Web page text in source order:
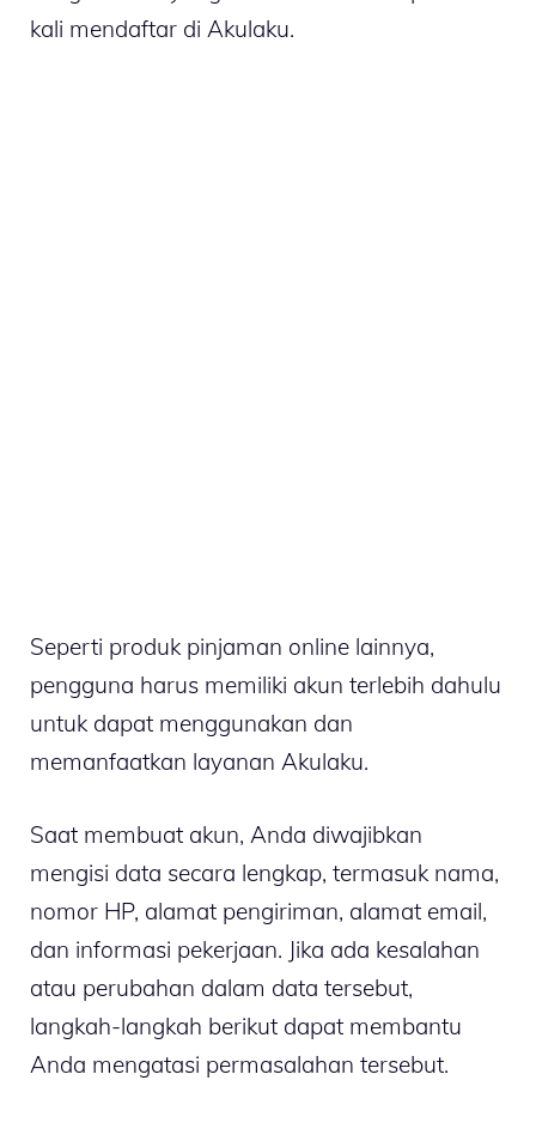
kali mendaftar di Akulaku.
Seperti produk pinjaman online lainnya,
pengguna harus memiliki akun terlebih dahulu
untuk dapat menggunakan dan
memanfaatkan layanan Akulaku.
Saat membuat akun, Anda diwajibkan
mengisi data secara lengkap, termasuk nama,
nomor HP, alamat pengiriman, alamat email,
dan informasi pekerjaan. Jika ada kesalahan
atau perubahan dalam data tersebut,
langkah-langkah berikut dapat membantu
Anda mengatasi permasalahan tersebut.